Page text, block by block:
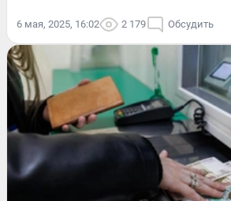
6 мая, 2025, 16:02 2 179 Обсудить